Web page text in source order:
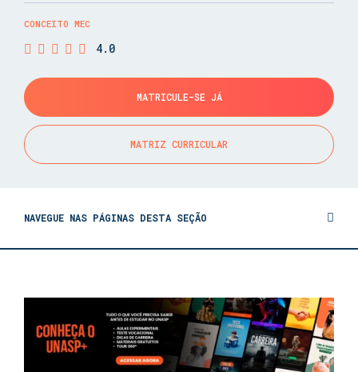
CONCEITO MEC
4.0
MATRICULE-SE JÁ
MATRIZ CURRICULAR
NAVEGUE NAS PÁGINAS DESTA SEÇÃO